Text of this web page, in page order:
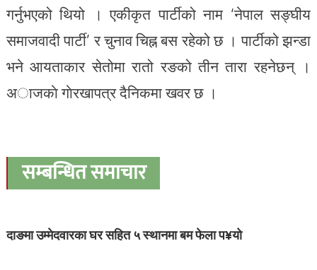
गर्नुभएको थियो । एकीकृत पार्टीको नाम ‘नेपाल सङ्घीय
समाजवादी पार्टी’ र चुनाव चिह्न बस रहेको छ । पार्टीको झन्डा
भने आयताकार सेतोमा रातो रङको तीन तारा रहनेछन् ।
अाजकाे गाेरखापत्र दैनिकमा खवर छ ।
सम्बन्धित समाचार
दाङमा उम्मेदवारका घर सहित ५ स्थानमा बम फेला प¥यो